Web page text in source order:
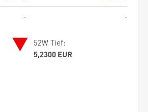
- -
52W Tief:
5,2300 EUR